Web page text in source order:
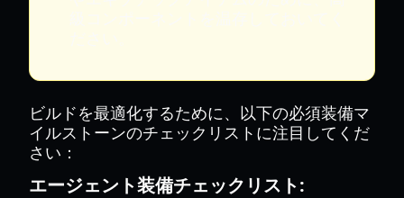
ビルドを最適化するために、以下の必須装備マ
イルストーンのチェックリストに注目してくだ
さい：
エージェント装備チェックリスト: